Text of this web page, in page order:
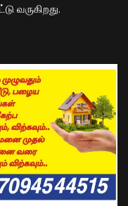
வருகிறது.